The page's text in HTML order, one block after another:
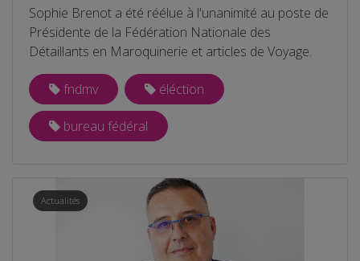
Sophie Brenot a été réélue à l'unanimité au poste de
Présidente de la Fédération Nationale des
Détaillants en Maroquinerie et articles de Voyage.
fndmv éléction
bureau fédéral
Actualités